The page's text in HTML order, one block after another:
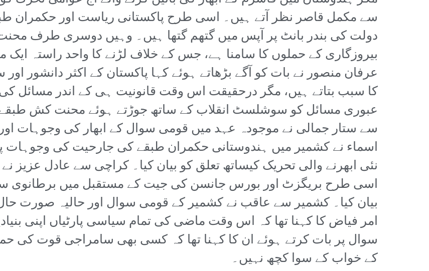
سے مکمل قاصر نظر آتے ہیں۔ اسی طرح پاکستانی ریاست اور حکمران
دولت کی بندر بانٹ پر آپس میں گتھم گتھا ہیں۔ وہیں دوسری طرف
بیروزگاری کے حملوں کا سامنا ہے، جس کے خلاف لڑنے کا واحد راستہ ایک
عرفان منصور نے بات کو آگے بڑھاتے ہوئے کہا پاکستان کے اکثر دانشور
کا سبب بتاتے ہیں، مگر درحقیقت اس وقت قانونیت ہی کے اندر مسائل
عبوری مسائل کو سوشلسٹ انقلاب کے ساتھ جوڑتے ہوئے محنت کش
سے ستار جمالی نے موجودہ عہد میں قومی سوال کے ابھار کی وجوہات
اسماء نے کشمیر میں ہندوستانی حکمران طبقے کی جارحیت کی وجوہات
نئی ابھرنے والی تحریک کیساتھ تعلق کو بیان کیا۔ کراچی سے عادل عزیز
اسی طرح بریگزٹ اور بورس جانسن کی جیت کے مستقبل میں برطانوی
بیان کیا۔ کشمیر سے عاقب نے کشمیر کے قومی سوال اور حالیہ صورت
امر فیاض کا کہنا تھا کہ اس وقت ماضی کی تمام سیاسی پارٹیاں اپنی
سوال پر بات کرتے ہوئے ان کا کہنا تھا کہ کسی بھی سامراجی قوت کی
کے خواب کے سوا کچھ نہیں۔